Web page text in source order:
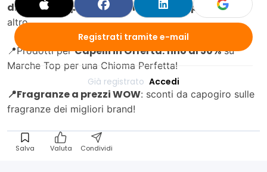
di sconto su profumi, creme, make up
, e molto
altro
📍Prodotti perCapelli in Offerta: fino al 50%su
Marche Top per una Chioma Perfetta!
📍Fragranze a prezzi WOW: sconti da capogiro sulle
fragranze dei migliori brand!
Salva Valuta Condividi
Registrati tramite e-mail
Già registrato Accedi